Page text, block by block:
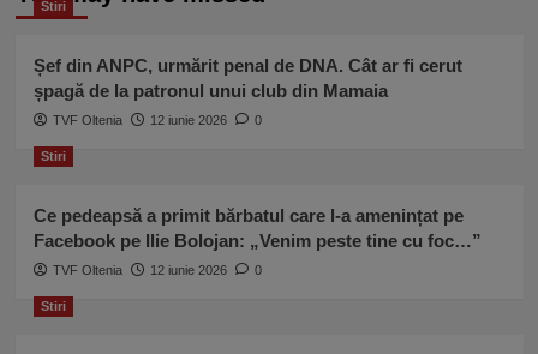
Stiri
Șef din ANPC, urmărit penal de DNA. Cât ar fi cerut
șpagă de la patronul unui club din Mamaia
TVF Oltenia 12 iunie 2026 0
Stiri
Ce pedeapsă a primit bărbatul care l-a amenințat pe
Facebook pe Ilie Bolojan: „Venim peste tine cu foc…”
TVF Oltenia 12 iunie 2026 0
Stiri